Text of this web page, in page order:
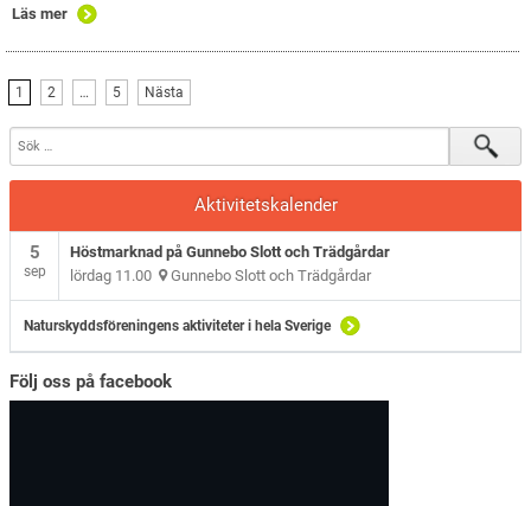
Läs mer
1 2 … 5 Nästa
Aktivitetskalender
5
sep
Höstmarknad på Gunnebo Slott och Trädgårdar
lördag 11.00 Gunnebo Slott och Trädgårdar
Naturskyddsföreningens aktiviteter i hela Sverige
Följ oss på facebook